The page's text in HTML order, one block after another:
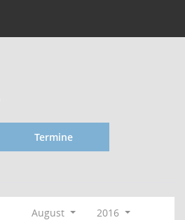
Termine
August
2016